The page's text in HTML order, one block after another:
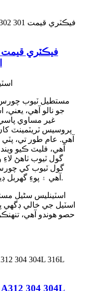
مستطيل ٽيوب
جو نالو آهي،
غير مساوي
پروسيس ٽريٽمينٽ
آهي. عام طور تي،
آهي، فليٽ ڪيو
گول ٽيوب ٺاهڻ لاءِ
گول ٽيوب کي
آهي ۽ پوءِ گهربل ڊيگهه تائين ڪٽيو ويندو آهي.
اسٽينلیس سٹیل
اسٽيل جي خالي
حصو هوندو آهي،